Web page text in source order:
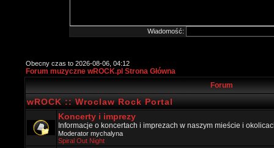
Wiadomość:
Obecny czas to 2026-08-06, 04:12
Forum muzyczne wROCK.pl Strona Główna
Forum
wROCK :: Wroclaw Rock Portal
Koncerty i imprezy
Informacje o koncertach i imprezach w naszym mieście i
Moderator mychalyna
Spiral Out Night